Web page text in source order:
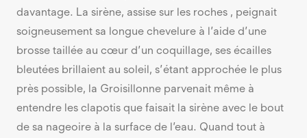
davantage. La sirène, assise sur les roches , peignait
soigneusement sa longue chevelure à l’aide d’une
brosse taillée au cœur d’un coquillage, ses écailles
bleutées brillaient au soleil, s’étant approchée le plus
près possible, la Groisillonne parvenait même à
entendre les clapotis que faisait la sirène avec le bout
de sa nageoire à la surface de l’eau. Quand tout à